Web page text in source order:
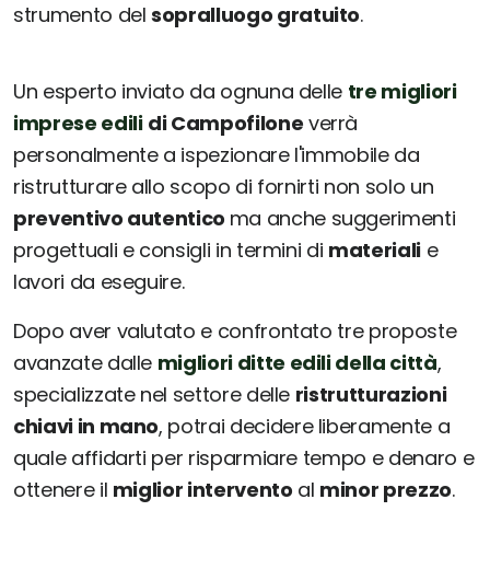
strumento delsopralluogo gratuito.
Un esperto inviato da ognuna delle tre migliori
imprese edili di Campofilone verrà
personalmente a ispezionare l'immobile da
ristrutturare allo scopo di fornirti non solo un
preventivo autentico ma anche suggerimenti
progettuali e consigli in termini di materialie
lavori da eseguire.
Dopo aver valutato e confrontato tre proposte
avanzate dalle migliori ditte edili della città,
specializzate nel settore delle ristrutturazioni
chiavi in mano, potrai decidere liberamente a
quale affidarti per risparmiare tempo e denaro e
ottenere il miglior intervento al minor prezzo.